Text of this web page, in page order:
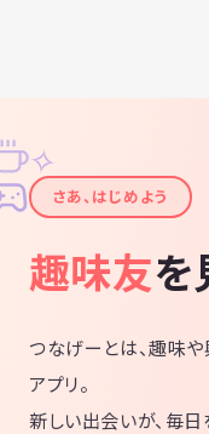
メッセージを送ってくださ
メッセージを送る際は
💠名前（ニックネーム）
💠年齢
💠仕事
💠休み
💠趣味や好きなこと
✦
✧
さあ、はじめよう
趣味友を
つなげーとは、趣味や
アプリ。
新しい出会いが、毎日